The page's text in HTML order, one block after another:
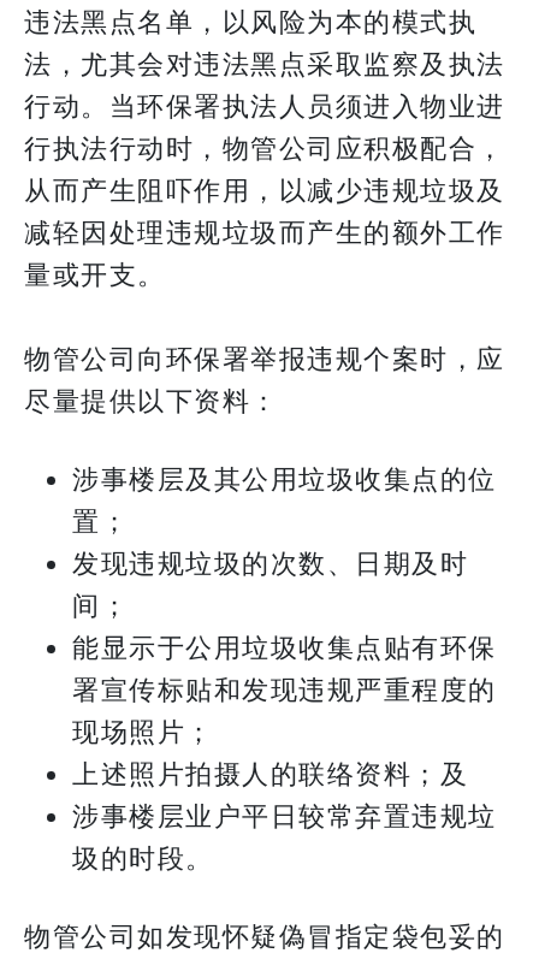
违法黑点名单，以风险为本的模式执
法，尤其会对违法黑点采取监察及执法
行动。当环保署执法人员须进入物业进
行执法行动时，物管公司应积极配合，
从而产生阻吓作用，以减少违规垃圾及
减轻因处理违规垃圾而产生的额外工作
量或开支。
物管公司向环保署举报违规个案时，应
尽量提供以下资料：
涉事楼层及其公用垃圾收集点的位
置；
发现违规垃圾的次数、日期及时
间；
能显示于公用垃圾收集点贴有环保
署宣传标贴和发现违规严重程度的
现场照片；
上述照片拍摄人的联络资料；及
涉事楼层业户平日较常弃置违规垃
圾的时段。
物管公司如发现怀疑偽冒指定袋包妥的